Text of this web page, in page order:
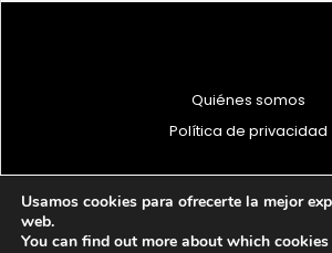
Quiénes somos
Política de privacidad
Usamos cookies para ofrecerte la mejor
web.
You can find out more about which